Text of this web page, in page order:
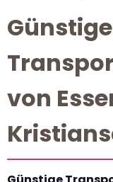
Günstige
von